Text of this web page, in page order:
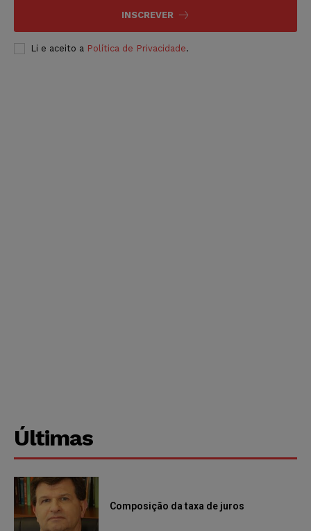
INSCREVER
Li e aceito a Política de Privacidade.
Últimas
Composição da taxa de juros